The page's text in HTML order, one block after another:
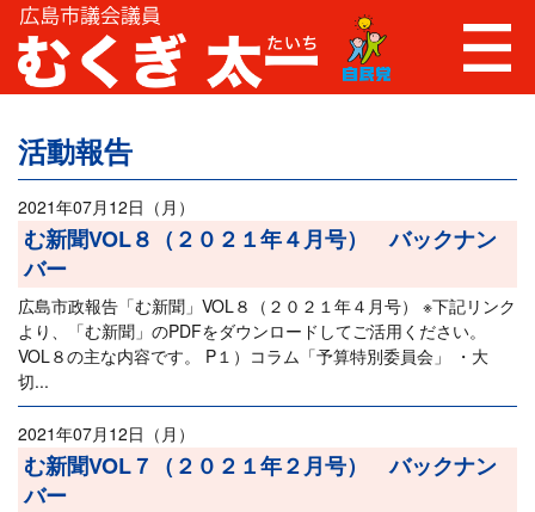
活動報告
2021年07月12日（月）
む新聞VOL８（２０２１年４月号） バックナン
バー
広島市政報告「む新聞」VOL８（２０２１年４月号） ※下記リンク
より、「む新聞」のPDFをダウンロードしてご活用ください。
VOL８の主な内容です。 P１）コラム「予算特別委員会」 ・大
切...
2021年07月12日（月）
む新聞VOL７（２０２１年２月号） バックナン
バー